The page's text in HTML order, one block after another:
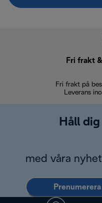
Fri frakt
Fri frakt på
Leverans
Håll
med våra